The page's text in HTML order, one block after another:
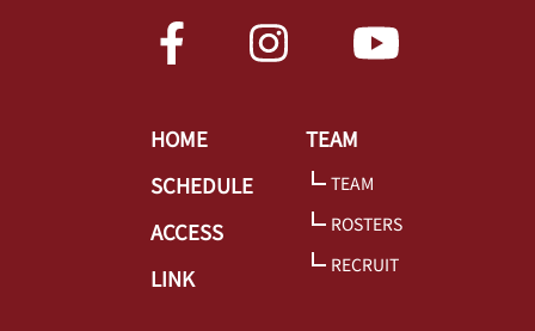
HOME
SCHEDULE
ACCESS
LINK
TEAM
TEAM
ROSTERS
RECRUIT